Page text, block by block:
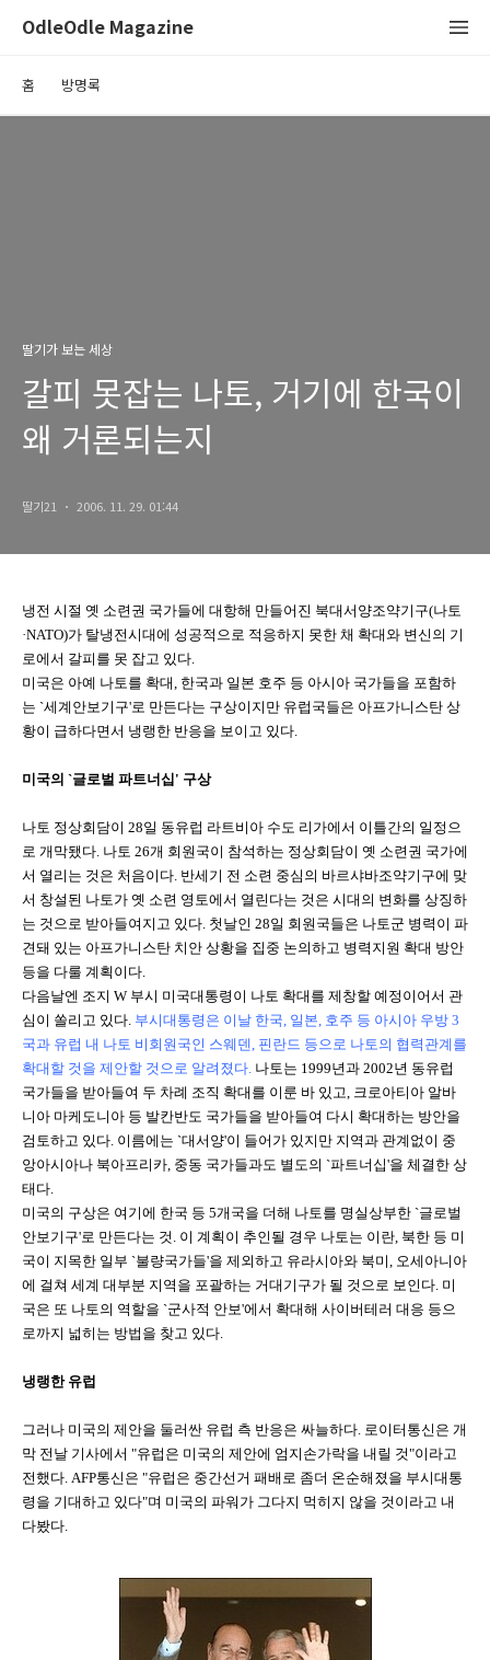
OdleOdle Magazine
홈 방명록
딸기가 보는 세상
갈피 못잡는 나토, 거기에 한국이
왜 거론되는지
딸기21 2006. 11. 29. 01:44
냉전 시절 옛 소련권 국가들에 대항해 만들어진 북대서양조약기구(나토
·NATO)가 탈냉전시대에 성공적으로 적응하지 못한 채 확대와 변신의 기
로에서 갈피를 못 잡고 있다.
미국은 아예 나토를 확대, 한국과 일본 호주 등 아시아 국가들을 포함하
는 `세계안보기구'로 만든다는 구상이지만 유럽국들은 아프가니스탄 상
황이 급하다면서 냉랭한 반응을 보이고 있다.
미국의 `글로벌 파트너십' 구상
나토 정상회담이 28일 동유럽 라트비아 수도 리가에서 이틀간의 일정으
로 개막됐다. 나토 26개 회원국이 참석하는 정상회담이 옛 소련권 국가에
서 열리는 것은 처음이다. 반세기 전 소련 중심의 바르샤바조약기구에 맞
서 창설된 나토가 옛 소련 영토에서 열린다는 것은 시대의 변화를 상징하
는 것으로 받아들여지고 있다. 첫날인 28일 회원국들은 나토군 병력이 파
견돼 있는 아프가니스탄 치안 상황을 집중 논의하고 병력지원 확대 방안
등을 다룰 계획이다.
다음날엔 조지 W 부시 미국대통령이 나토 확대를 제창할 예정이어서 관
심이 쏠리고 있다. 부시대통령은 이날 한국, 일본, 호주 등 아시아 우방 3
국과 유럽 내 나토 비회원국인 스웨덴, 핀란드 등으로 나토의 협력관계를
확대할 것을 제안할 것으로 알려졌다. 나토는 1999년과 2002년 동유럽
국가들을 받아들여 두 차례 조직 확대를 이룬 바 있고, 크로아티아 알바
니아 마케도니아 등 발칸반도 국가들을 받아들여 다시 확대하는 방안을
검토하고 있다. 이름에는 `대서양'이 들어가 있지만 지역과 관계없이 중
앙아시아나 북아프리카, 중동 국가들과도 별도의 `파트너십'을 체결한 상
태다.
미국의 구상은 여기에 한국 등 5개국을 더해 나토를 명실상부한 `글로벌
안보기구'로 만든다는 것. 이 계획이 추인될 경우 나토는 이란, 북한 등 미
국이 지목한 일부 `불량국가들'을 제외하고 유라시아와 북미, 오세아니아
에 걸쳐 세계 대부분 지역을 포괄하는 거대기구가 될 것으로 보인다. 미
국은 또 나토의 역할을 `군사적 안보'에서 확대해 사이버테러 대응 등으
로까지 넓히는 방법을 찾고 있다.
냉랭한 유럽
그러나 미국의 제안을 둘러싼 유럽 측 반응은 싸늘하다. 로이터통신은 개
막 전날 기사에서 "유럽은 미국의 제안에 엄지손가락을 내릴 것"이라고
전했다. AFP통신은 "유럽은 중간선거 패배로 좀더 온순해졌을 부시대통
령을 기대하고 있다"며 미국의 파워가 그다지 먹히지 않을 것이라고 내
다봤다.